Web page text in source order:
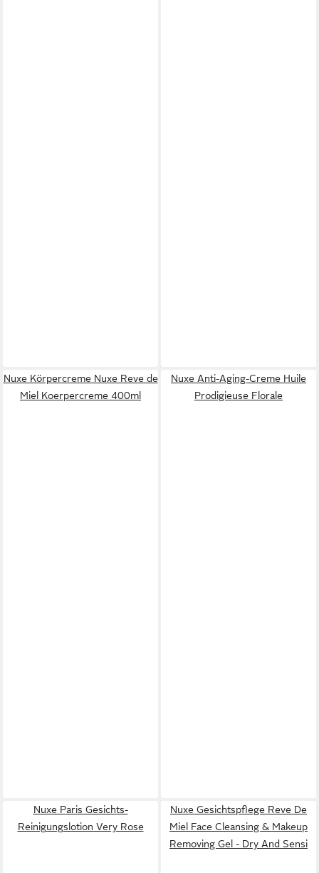
Nuxe Körpercreme Nuxe Reve de
Miel Koerpercreme 400ml
Nuxe Anti-Aging-Creme Huile
Prodigieuse Florale
Nuxe Paris Gesichts-
Reinigungslotion Very Rose
Nuxe Gesichtspflege Reve De
Miel Face Cleansing & Makeup
Removing Gel - Dry And Sensi